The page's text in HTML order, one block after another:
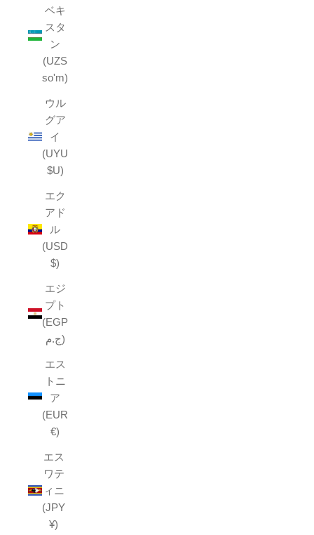
ベキ
スタ
ン
(UZS
so'm)
ウル
グア
イ
(UYU
$U)
エク
アド
ル
(USD
$)
エジ
プト
(EGP
ج.م)
エス
トニ
ア
(EUR
€)
エス
ワテ
ィニ
(JPY
¥)